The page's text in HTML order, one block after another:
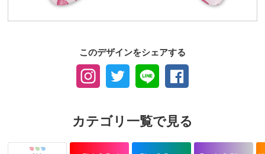
このデザインをシェアする
カテゴリ一覧で見る